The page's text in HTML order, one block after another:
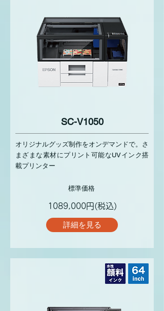
SC-V1050
オリジナルグッズ制作をオンデマンドで。さ
まざまな素材にプリント可能なUVインク搭
載プリンター
標準価格
1089,000円(税込)
詳細を見る